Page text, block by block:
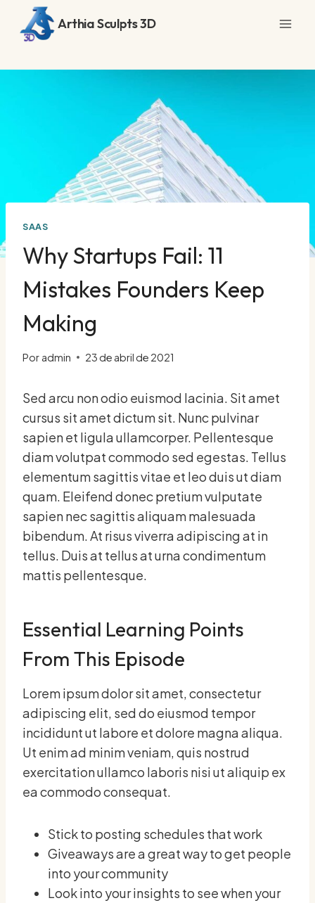
Saltar
Arthia Sculpts 3D
SAAS
Why Startups Fail: 11
Mistakes Founders Keep
Making
Por admin 23 de abril de 2021
Sed arcu non odio euismod lacinia. Sit amet
cursus sit amet dictum sit. Nunc pulvinar
sapien et ligula ullamcorper. Pellentesque
diam volutpat commodo sed egestas. Tellus
elementum sagittis vitae et leo duis ut diam
quam. Eleifend donec pretium vulputate
sapien nec sagittis aliquam malesuada
bibendum. At risus viverra adipiscing at in
tellus. Duis at tellus at urna condimentum
mattis pellentesque.
Essential Learning Points
From This Episode
Lorem ipsum dolor sit amet, consectetur
adipiscing elit, sed do eiusmod tempor
incididunt ut labore et dolore magna aliqua.
Ut enim ad minim veniam, quis nostrud
exercitation ullamco laboris nisi ut aliquip ex
ea commodo consequat.
Stick to posting schedules that work
Giveaways are a great way to get people
into your community
Look into your insights to see when your